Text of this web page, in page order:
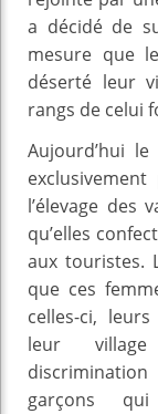
a décidé de
mesure que
déserté leur
rangs de celui
Aujourd’hui
l’élevage des
qu’elles
aux touristes.
que ces
celles-ci,
leur village
garçons